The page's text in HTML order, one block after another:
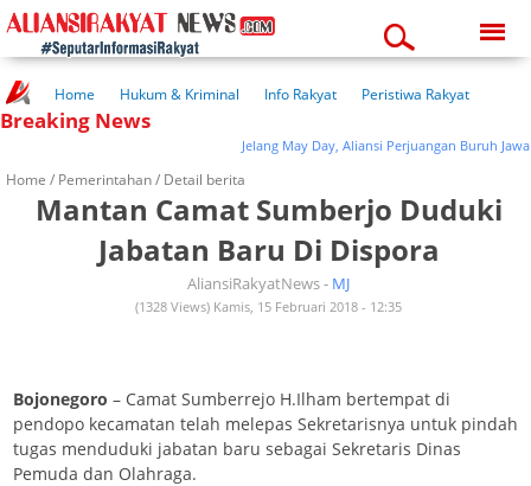
08:27:53 am
Home Hukum & Kriminal Info Rakyat
Peristiwa Rakyat
Kuliner Rakyat
Wisata Rakyat
Breaking News
Jelang May Day, Aliansi Perjuangan Buruh Jawa
Home / Pemerintahan/ Detail berita
Mantan Camat Sumberjo Duduki
Jabatan Baru Di Dispora
AliansiRakyatNews - MJ
(1328 Views) Kamis, 15 Februari 2018 - 12:35
Bojonegoro – Camat Sumberrejo H.Ilham bertempat di
pendopo kecamatan telah melepas Sekretarisnya untuk pindah
tugas menduduki jabatan baru sebagai Sekretaris Dinas
Pemuda dan Olahraga.